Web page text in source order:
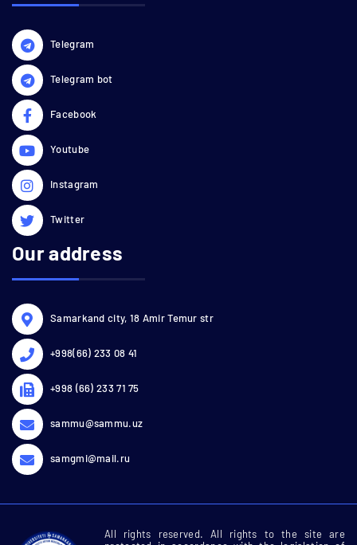
Telegram
Telegram bot
Facebook
Youtube
Instagram
Twitter
Our address
Samarkand city, 18 Amir Temur str
+998(66) 233 08 41
+998 (66) 233 71 75
sammu@sammu.uz
samgmi@mail.ru
All rights reserved. All rights to the site are